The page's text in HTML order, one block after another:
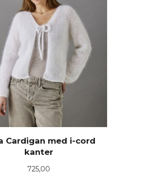
Cardigan med i-cord
kanter
Pris
725,00